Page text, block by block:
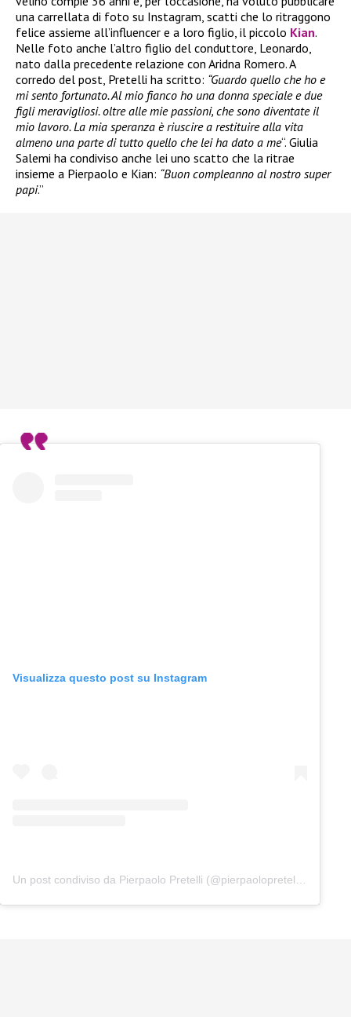
una carrellata di foto su Instagram, scatti che lo ritraggono
felice assieme all’influencer e a loro figlio, il piccolo Kian.
Nelle foto anche l’altro figlio del conduttore, Leonardo,
nato dalla precedente relazione con Aridna Romero. A
corredo del post, Pretelli ha scritto: “Guardo quello che ho e
mi sento fortunato. Al mio fianco ho una donna speciale e due
figli meravigliosi. oltre alle mie passioni, che sono diventate il
mio lavoro. La mia speranza è riuscire a restituire alla vita
almeno una parte di tutto quello che lei ha dato a me“. Giulia
Salemi ha condiviso anche lei uno scatto che la ritrae
insieme a Pierpaolo e Kian: “Buon compleanno al nostro super
papi.”
Visualizza questo post su Instagram